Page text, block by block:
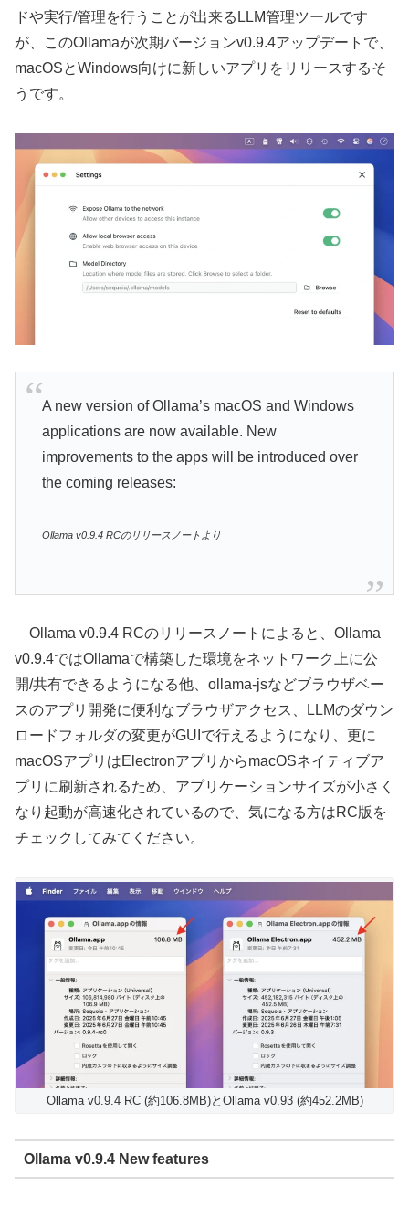
ドや実行/管理を行うことが出来るLLM管理ツールです
が、このOllamaが次期バージョンv0.9.4アップデートで、
macOSとWindows向けに新しいアプリをリリースするそ
うです。
A new version of Ollama’s macOS and Windows
applications are now available. New
improvements to the apps will be introduced over
the coming releases:
Ollama v0.9.4 RCのリリースノートより
Ollama v0.9.4 RCのリリースノートによると、Ollama
v0.9.4ではOllamaで構築した環境をネットワーク上に公
開/共有できるようになる他、ollama-jsなどブラウザベー
スのアプリ開発に便利なブラウザアクセス、LLMのダウン
ロードフォルダの変更がGUIで行えるようになり、更に
macOSアプリはElectronアプリからmacOSネイティブア
プリに刷新されるため、アプリケーションサイズが小さく
なり起動が高速化されているので、気になる方はRC版を
チェックしてみてください。
Ollama v0.9.4 RC (約106.8MB)とOllama v0.93 (約452.2MB)
Ollama v0.9.4 New features